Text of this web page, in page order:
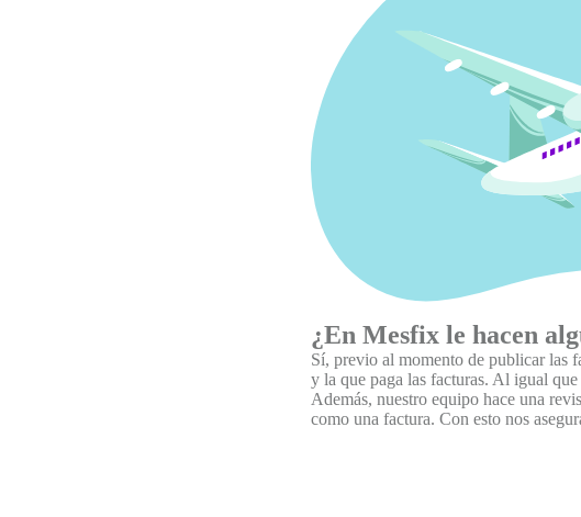
¿En Mesfix le hacen
Sí, previo al momento de publicar las
y la que paga las facturas. Al igual
Además, nuestro equipo hace una
como una factura. Con esto nos